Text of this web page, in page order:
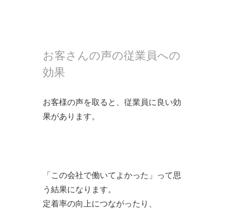
お客さんの声の従業員への
効果
お客様の声を取ると、従業員に良い効
果があります。
「この会社で働いてよかった」って思
う結果になります。
定着率の向上につながったり、